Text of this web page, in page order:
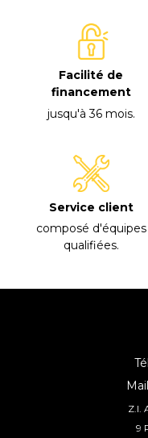
Facilité de
financement
jusqu'à 36 mois.
Service client
composé d'équipes
qualifiées.
Z.I.
9